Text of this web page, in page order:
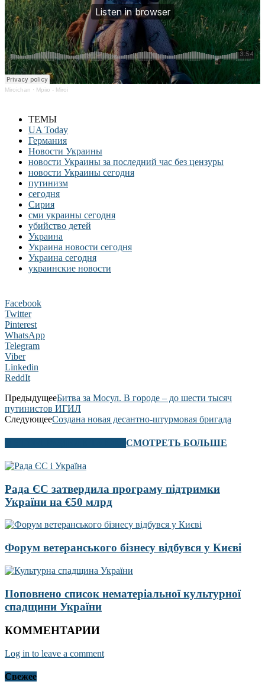
Miroichan · Мрію - Miroi
ТЕМЫ
UA Today
Германия
Новости Украины
новости Украины за последний час без цензуры
новости Украины сегодня
путинизм
сегодня
Сирия
сми украины сегодня
убийство детей
Украина
Украина новости сегодня
Украина сегодня
украинские новости
Facebook
Twitter
Pinterest
WhatsApp
Telegram
Viber
Linkedin
ReddIt
ПредыдущееБитва за Мосул. В городе – до шести тысяч
путинистов ИГИЛ
СледующееСоздана новая десантно-штурмовая бригада
СМОТРЕТЬ БОЛЬШЕ
Рада ЄС затвердила програму підтримки
України на €50 млрд
Форум ветеранського бізнесу відбувся у Києві
Поповнено список нематеріальної культурної
спадщини України
КОММЕНТАРИИ
Log in to leave a comment
Свежее